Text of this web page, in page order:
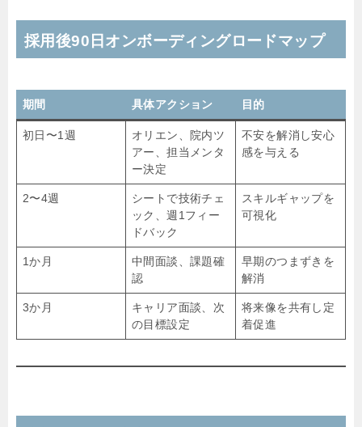
採用後90日オンボーディングロードマップ
期間 具体アクション 目的
初日〜1週
オリエン、院内ツ
アー、担当メンタ
ー決定
不安を解消し安心
感を与える
2〜4週
シートで技術チェ
ック、週1フィー
ドバック
スキルギャップを
可視化
1か月
中間面談、課題確
認
早期のつまずきを
解消
3か月
キャリア面談、次
の目標設定
将来像を共有し定
着促進